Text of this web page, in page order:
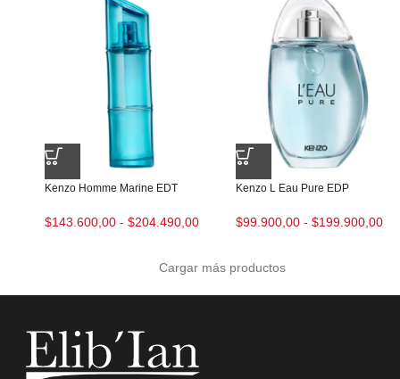
Kenzo Homme Marine EDT
$143.600,00 - $204.490,00
Kenzo L Eau Pure EDP
$99.900,00 - $199.900,00
Cargar más productos